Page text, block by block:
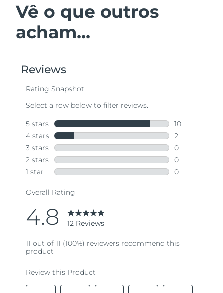
Vê o que outros
acham...